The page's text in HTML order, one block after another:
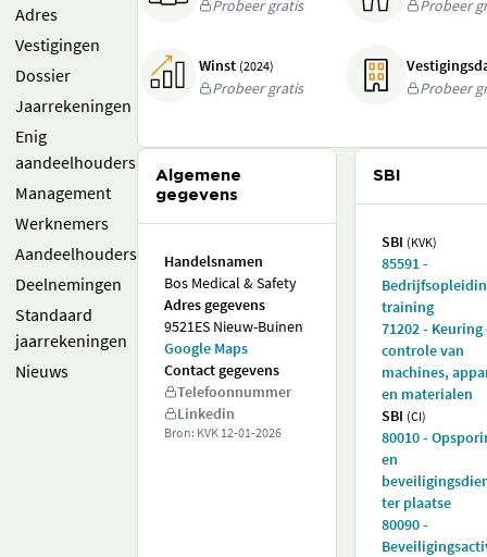
Adres
Vestigingen
Dossier
Jaarrekeningen
Enig
aandeelhouders
Management
Werknemers
Aandeelhouders
Deelnemingen
Standaard
jaarrekeningen
Nieuws
Probeer gratis
Probeer
Winst (2024)
Probeer gratis
Probeer
Algemene
gegevens
Handelsnamen
Bos Medical & Safety
Adres gegevens
9521ES Nieuw-Buinen
Google Maps
Contact gegevens
Telefoonnummer
Linkedin
Bron: KVK 12-01-2026
SBI
SBI (KVK)
85591 -
training
71202 - Keuring
controle van
machines,
en materialen
SBI (CI)
80010 -
en
ter plaatse
80090 -